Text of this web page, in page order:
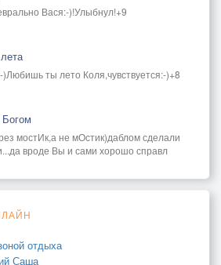
Вася:-)!Улыбнул!+9
)Любишь ты лето Коля,чувствуется:-)+8
мостИк,а не мОстик)даблом сделали
вроде Вы и сами хорошо справл
отдыха
Саша